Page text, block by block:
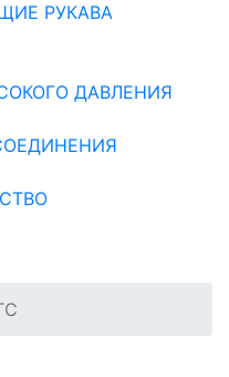
РУКАВА
ДАВЛЕНИЯ